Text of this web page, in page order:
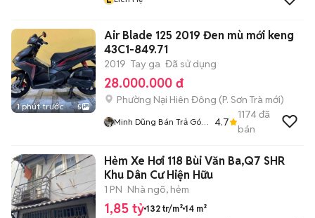
1 phút trước 5
Air Blade 125 2019 Đen mù mới keng
43C1-849.71
2019 Tay ga Đã sử dụng
28.000.000 đ
Phường Nại Hiên Đông (P. Sơn Trà mới)
Minh Dũng Bán Trả Góp
4.7
1174đã
bán
Hẻm Xe Hơi 118 Bùi Văn Ba,Q7 SHR
Khu Dân Cư Hiện Hữu
1 PN Nhà ngõ, hẻm
1,85 tỷ 132 tr/m² 14 m²